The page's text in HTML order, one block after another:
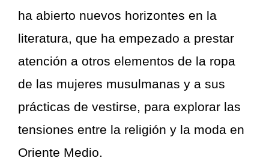
ha abierto nuevos horizontes en la
literatura, que ha empezado a prestar
atención a otros elementos de la ropa
de las mujeres musulmanas y a sus
prácticas de vestirse, para explorar las
tensiones entre la religión y la moda en
Oriente Medio.